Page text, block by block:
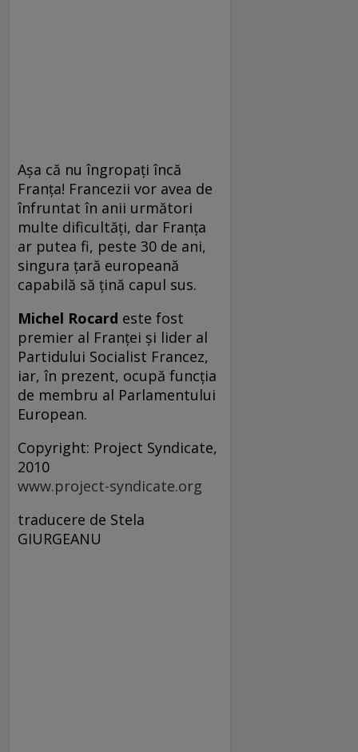
Aşa că nu îngropaţi încă
Franţa! Francezii vor avea de
înfruntat în anii următori
multe dificultăţi, dar Franţa
ar putea fi, peste 30 de ani,
singura ţară europeană
capabilă să ţină capul sus.
Michel Rocard este fost
premier al Franţei şi lider al
Partidului Socialist Francez,
iar, în prezent, ocupă funcţia
de membru al Parlamentului
European.
Copyright: Project Syndicate,
2010
www.project-syndicate.org
traducere de Stela
GIURGEANU